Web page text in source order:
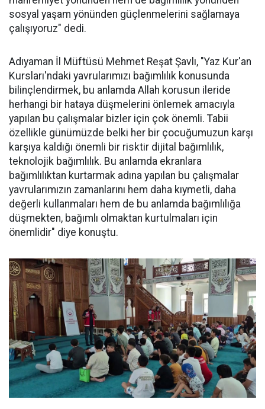
sosyal yaşam yönünden güçlenmelerini sağlamaya
çalışıyoruz" dedi.
Adıyaman İl Müftüsü Mehmet Reşat Şavlı, "Yaz Kur'an
Kursları'ndaki yavrularımızı bağımlılık konusunda
bilinçlendirmek, bu anlamda Allah korusun ileride
herhangi bir hataya düşmelerini önlemek amacıyla
yapılan bu çalışmalar bizler için çok önemli. Tabii
özellikle günümüzde belki her bir çocuğumuzun karşı
karşıya kaldığı önemli bir risktir dijital bağımlılık,
teknolojik bağımlılık. Bu anlamda ekranlara
bağımlılıktan kurtarmak adına yapılan bu çalışmalar
yavrularımızın zamanlarını hem daha kıymetli, daha
değerli kullanmaları hem de bu anlamda bağımlılığa
düşmekten, bağımlı olmaktan kurtulmaları için
önemlidir" diye konuştu.